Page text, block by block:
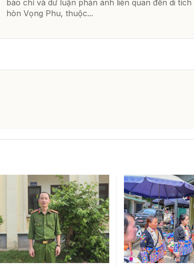
báo chí và dư luận phản ánh liên quan đến di tích
hòn Vọng Phu, thuộc...